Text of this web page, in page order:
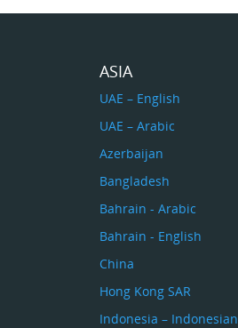
ASIA
UAE – English
UAE – Arabic
Azerbaijan
Bangladesh
Bahrain - Arabic
Bahrain - English
China
Hong Kong SAR
Indonesia – Indonesian